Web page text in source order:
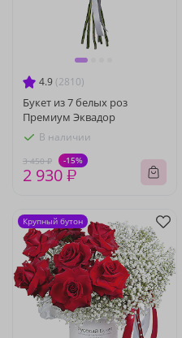
4.9 (2810)
Букет из 7 белых роз
Премиум Эквадор
В наличии
3 450 ₽ -15%
2 930 ₽
Крупный бутон